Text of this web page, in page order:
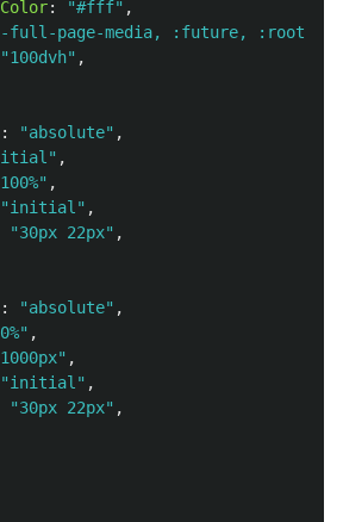
: "#fff" ,
full-page-media, :future, :root
"100dvh" ,
: "absolute" ,
" ,
100%" ,
"initial " ,
"30px 22px" ,
: "absolute" ,
" ,
1000px" ,
"initial " ,
"30px 22px" ,